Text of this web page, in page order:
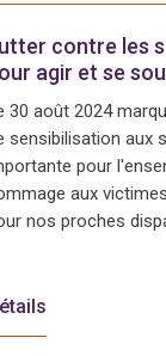
contre les
agir et se
30 août 2024
sensibilisation aux
pour
aux
nos proches